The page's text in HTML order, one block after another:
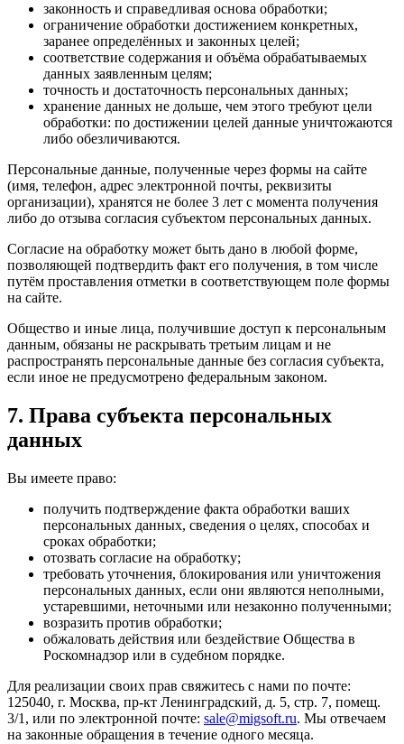
законность и справедливая основа обработки;
ограничение обработки достижением конкретных,
заранее определённых и законных целей;
соответствие содержания и объёма обрабатываемых
данных заявленным целям;
точность и достаточность персональных данных;
хранение данных не дольше, чем этого требуют цели
обработки: по достижении целей данные уничтожаются
либо обезличиваются.
Персональные данные, полученные через формы на сайте
(имя, телефон, адрес электронной почты, реквизиты
организации), хранятся не более 3 лет с момента получения
либо до отзыва согласия субъектом персональных данных.
Согласие на обработку может быть дано в любой форме,
позволяющей подтвердить факт его получения, в том числе
путём проставления отметки в соответствующем поле формы
на сайте.
Общество и иные лица, получившие доступ к персональным
данным, обязаны не раскрывать третьим лицам и не
распространять персональные данные без согласия субъекта,
если иное не предусмотрено федеральным законом.
7. Права субъекта персональных
данных
Вы имеете право:
получить подтверждение факта обработки ваших
персональных данных, сведения о целях, способах и
сроках обработки;
отозвать согласие на обработку;
требовать уточнения, блокирования или уничтожения
персональных данных, если они являются неполными,
устаревшими, неточными или незаконно полученными;
возразить против обработки;
обжаловать действия или бездействие Общества в
Роскомнадзор или в судебном порядке.
Для реализации своих прав свяжитесь с нами по почте:
125040, г. Москва, пр-кт Ленинградский, д. 5, стр. 7, помещ.
3/1, или по электронной почте: sale@migsoft.ru. Мы отвечаем
на законные обращения в течение одного месяца.